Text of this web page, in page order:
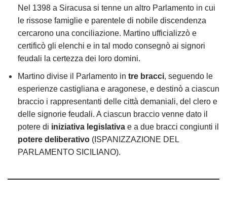
Nel 1398 a Siracusa si tenne un altro Parlamento in cui
le rissose famiglie e parentele di nobile discendenza
cercarono una conciliazione. Martino ufficializzò e
certificò gli elenchi e in tal modo consegnò ai signori
feudali la certezza dei loro domini.
Martino divise il Parlamento in tre bracci, seguendo le
esperienze castigliana e aragonese, e destinò a ciascun
braccio i rappresentanti delle città demaniali, del clero e
delle signorie feudali. A ciascun braccio venne dato il
potere di iniziativa legislativa e a due bracci congiunti il
potere deliberativo (ISPANIZZAZIONE DEL
PARLAMENTO SICILIANO).